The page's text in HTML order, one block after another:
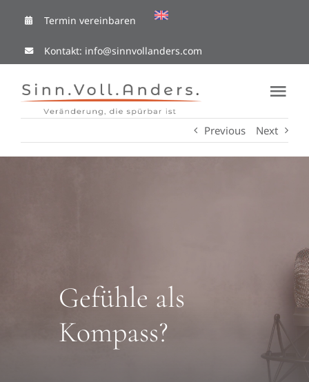
content
Kontakt: info@sinnvollanders.com
Termin vereinbaren
Previous Next
Gefühle als
Kompass?